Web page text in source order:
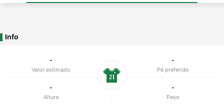
Info
-
Valor estimado
-
Pé preferido
-
Altura
-
Peso
21